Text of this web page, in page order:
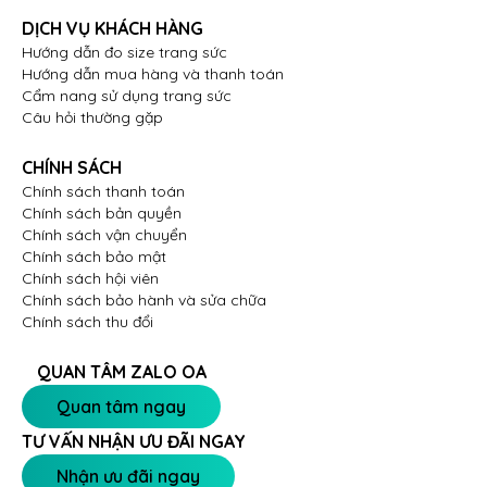
DỊCH VỤ KHÁCH HÀNG
Hướng dẫn đo size trang sức
Hướng dẫn mua hàng và thanh toán
Cẩm nang sử dụng trang sức
Câu hỏi thường gặp
CHÍNH SÁCH
Chính sách thanh toán
Chính sách bản quyền
Chính sách vận chuyển
Chính sách bảo mật
Chính sách hội viên
Chính sách bảo hành và sửa chữa
Chính sách thu đổi
QUAN TÂM ZALO OA
Quan tâm ngay
TƯ VẤN NHẬN ƯU ĐÃI NGAY
Nhận ưu đãi ngay